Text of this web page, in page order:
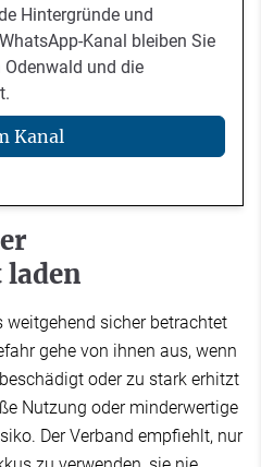
Hintergründe und
Kanal bleiben Sie
Odenwald und die
Kanal
weitgehend sicher betrachtet
gehe von ihnen aus, wenn
oder zu stark erhitzt
Nutzung oder minderwertige
Der Verband empfiehlt, nur